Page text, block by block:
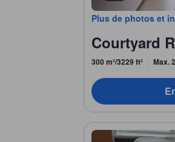
Plus de photos et
Courtyard
300 m²/3229 ft² Max.